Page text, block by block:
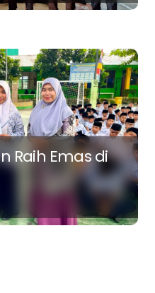
Raih Emas di